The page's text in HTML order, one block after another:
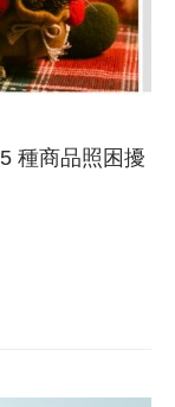
種商品照困擾